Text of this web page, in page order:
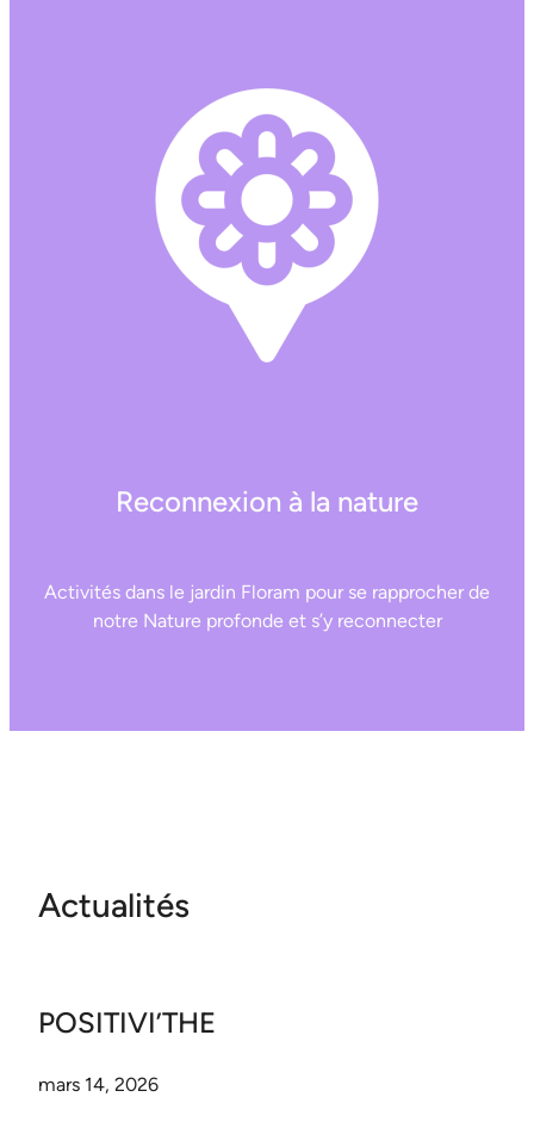
Reconnexion à la nature
Activités dans le jardin Floram pour se rapprocher de
notre Nature profonde et s’y reconnecter
Actualités
POSITIVI’THE
mars 14, 2026